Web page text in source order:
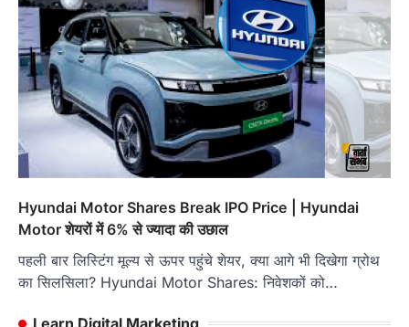
Hyundai Motor Shares Break IPO Price | Hyundai
Motor शेयरों में 6% से ज्यादा की उछाल
पहली बार लिस्टिंग मूल्य से ऊपर पहुंचे शेयर, क्या आगे भी दिखेगा ग्रोथ
का सिलसिला? Hyundai Motor Shares: निवेशकों को…
Learn Digital Marketing